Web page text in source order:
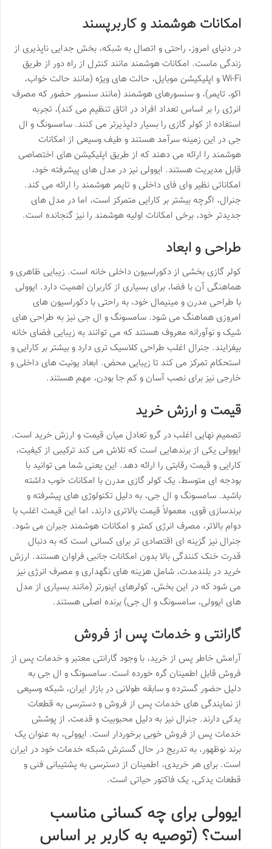
امکانات هوشمند و کاربرپسند
در دنیای امروز، راحتی و اتصال به شبکه، بخش جدایی ناپذیری از
زندگی ماست. امکانات هوشمند مانند کنترل از راه دور از طریق
Wi-Fi و اپلیکیشن موبایل، حالت های ویژه (مانند حالت خواب،
اکو، تایمر)، و سنسورهای هوشمند (مانند سنسور حضور که مصرف
انرژی را بر اساس تعداد افراد در اتاق تنظیم می کند)، تجربه
استفاده از کولر گازی را بسیار دلپذیرتر می کنند. سامسونگ و ال
جی در این زمینه سرآمد هستند و طیف وسیعی از امکانات
هوشمند را ارائه می دهند که از طریق اپلیکیشن های اختصاصی
قابل مدیریت هستند. ایوولی نیز در مدل های پیشرفته خود،
امکاناتی نظیر وای فای داخلی و تایمر هوشمند را ارائه می کند.
جنرال، اگرچه بیشتر بر کارایی متمرکز است، اما در مدل های
جدیدتر خود، برخی امکانات اولیه هوشمند را نیز گنجانده است.
طراحی و ابعاد
کولر گازی بخشی از دکوراسیون داخلی خانه است. زیبایی ظاهری و
هماهنگی آن با فضا، برای بسیاری از کاربران اهمیت دارد. ایوولی
با طراحی مدرن و مینیمال خود، به راحتی با دکوراسیون های
امروزی هماهنگ می شود. سامسونگ و ال جی نیز به طراحی های
شیک و نوآورانه معروف هستند که می توانند به زیبایی فضای خانه
بیفزایند. جنرال اغلب طراحی کلاسیک تری دارد و بیشتر بر کارایی و
استحکام تمرکز می کند تا زیبایی محض. ابعاد یونیت های داخلی و
خارجی نیز برای نصب آسان و کم جا بودن، مهم هستند.
قیمت و ارزش خرید
تصمیم نهایی اغلب در گرو تعادل میان قیمت و ارزش خرید است.
ایوولی یکی از برندهایی است که تلاش می کند ترکیبی از کیفیت،
کارایی و قیمت رقابتی را ارائه دهد. این یعنی شما می توانید با
بودجه ای متوسط، یک کولر گازی مدرن با امکانات خوب داشته
باشید. سامسونگ و ال جی، به دلیل تکنولوژی های پیشرفته و
برندسازی قوی، معمولاً قیمت بالاتری دارند، اما این قیمت اغلب با
دوام بالاتر، مصرف انرژی کمتر و امکانات هوشمند جبران می شود.
جنرال نیز گزینه ای اقتصادی تر برای کسانی است که به دنبال
قدرت خنک کنندگی بالا بدون امکانات جانبی فراوان هستند. ارزش
خرید در بلندمدت، شامل هزینه های نگهداری و مصرف انرژی نیز
می شود که در این بخش، کولرهای اینورتر (مانند بسیاری از مدل
های ایوولی، سامسونگ و ال جی) برنده اصلی هستند.
گارانتی و خدمات پس از فروش
آرامش خاطر پس از خرید، با وجود گارانتی معتبر و خدمات پس از
فروش قابل اطمینان گره خورده است. سامسونگ و ال جی به
دلیل حضور گسترده و سابقه طولانی در بازار ایران، شبکه وسیعی
از نمایندگی های خدمات پس از فروش و دسترسی به قطعات
یدکی دارند. جنرال نیز به دلیل محبوبیت و قدمت، از پوشش
خدمات پس از فروش خوبی برخوردار است. ایوولی، به عنوان یک
برند نوظهور، به تدریج در حال گسترش شبکه خدمات خود در ایران
است. برای هر خریدی، اطمینان از دسترسی به پشتیبانی فنی و
قطعات یدکی، یک فاکتور حیاتی است.
ایوولی برای چه کسانی مناسب
است؟ (توصیه به کاربر بر اساس